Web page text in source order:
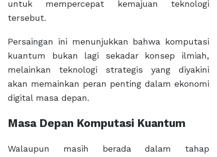
untuk mempercepat kemajuan teknologi
tersebut.
Persaingan ini menunjukkan bahwa komputasi
kuantum bukan lagi sekadar konsep ilmiah,
melainkan teknologi strategis yang diyakini
akan memainkan peran penting dalam ekonomi
digital masa depan.
Masa Depan Komputasi Kuantum
Walaupun masih berada dalam tahap